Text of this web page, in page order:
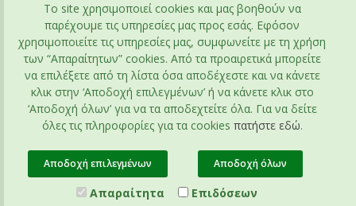
To site χρησιμοποιεί cookies και μας βοηθούν να
παρέχουμε τις υπηρεσίες μας προς εσάς. Εφόσον
χρησιμοποιείτε τις υπηρεσίες μας, συμφωνείτε με τη χρήση
των “Απαραίτητων” cookies. Από τα προαιρετικά μπορείτε
να επιλέξετε από τη λίστα όσα αποδέχεστε και να κάνετε
κλικ στην ‘Αποδοχή επιλεγμένων’ ή να κάνετε κλικ στο
‘Αποδοχή όλων’ για να τα αποδεχτείτε όλα. Για να δείτε
όλες τις πληροφορίες για τα cookies πατήστε εδώ.
Αποδοχή επιλεγμένων Αποδοχή όλων
Απαραίτητα Επιδόσεων